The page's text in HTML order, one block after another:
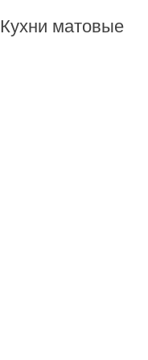
Кухни матовые